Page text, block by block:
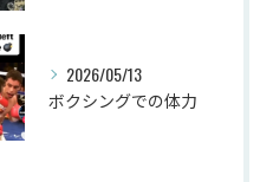
2026/05/13
ボクシングでの体力